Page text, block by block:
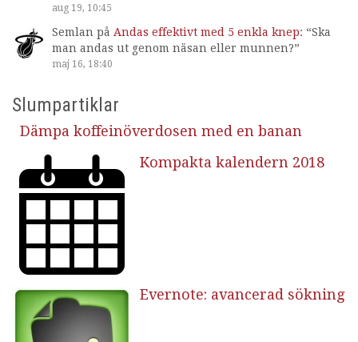
aug 19, 10:45
Semlan på Andas effektivt med 5 enkla knep: “Ska
man andas ut genom näsan eller munnen?”
maj 16, 18:40
Slumpartiklar
Dämpa koffeinöverdosen med en banan
Kompakta kalendern 2018
Evernote: avancerad sökning